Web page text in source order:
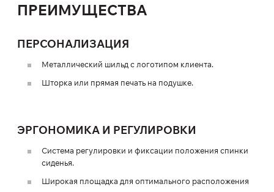
ПРЕИМУЩЕСТВА
ПЕРСОНАЛИЗАЦИЯ
Металлический шильд с логотипом клиента.
Шторка или прямая печать на подушке.
ЭРГОНОМИКА И РЕГУЛИРОВКИ
Система регулировки и фиксации положения спинки
сиденья.
Широкая площадка для оптимального расположения